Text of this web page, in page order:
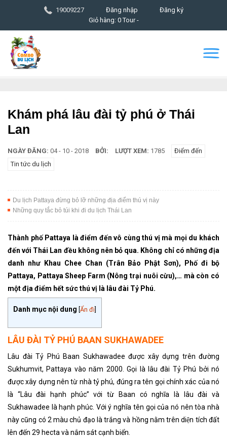
19009227 Đăng nhập
Đăng ký
Giỏ hàng: 0 Tour -
Khám phá lâu đài tỷ phú ở Thái
Lan
NGÀY ĐĂNG: 04 - 10 - 2018 BỞI: LƯỢT XEM: 1785
Điểm đến
Tin tức du lịch
Du lịch Pattaya đừng bỏ lỡ những địa điểm thú vị này
Những quy tắc bỏ túi khi đi du lịch Thái Lan
Thành phố Pattaya là điểm đến vô cùng thú vị mà mọi du khách
đến với Thái Lan đều không nên bỏ qua. Không chỉ có những địa
danh như Khau Chee Chan (Trân Bảo Phật Sơn), Phố đi bộ
Pattaya, Pattaya Sheep Farm (Nông trại nuôi cừu),… mà còn có
một địa điểm hết sức thú vị là lâu đài Tỷ Phú.
Danh mục nội dung Ẩn đi
LÂU ĐÀI TỶ PHÚ BAAN SUKHAWADEE
Lâu đài Tỷ Phú Baan Sukhawadee được xây dựng trên đường
Sukhumvit, Pattaya vào năm 2000. Gọi là lâu đài Tỷ Phú bởi nó
được xây dựng nên từ nhà tỷ phú, đúng ra tên gọi chính xác của nó
là “Lâu đài hạnh phúc” với từ Baan có nghĩa là lâu đài và
Sukhawadee là hạnh phúc. Với ý nghĩa tên gọi của nó nên tòa nhà
này cũng có 2 màu chủ đạo là trắng và hồng nằm trên diện tích đất
lên đến 29 hecta và nắm sát cạnh biển.